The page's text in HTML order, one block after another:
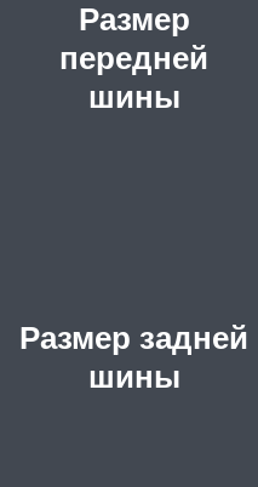
Размер
передней
шины
Размер задней
шины